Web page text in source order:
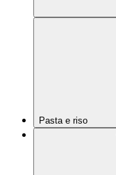
Pasta e riso